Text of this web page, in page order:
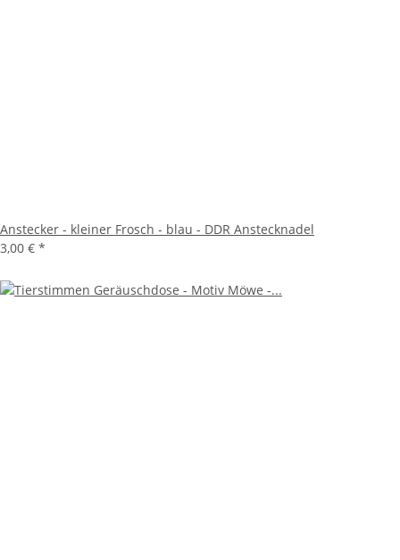
Anstecker - kleiner Frosch - blau - DDR Anstecknadel
3,00 € *